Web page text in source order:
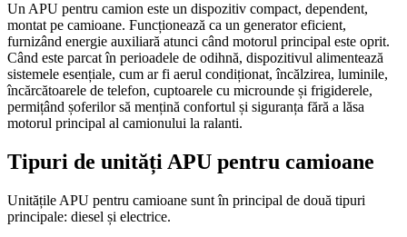
Un APU pentru camion este un dispozitiv compact, dependent,
montat pe camioane. Funcționează ca un generator eficient,
furnizând energie auxiliară atunci când motorul principal este oprit.
Când este parcat în perioadele de odihnă, dispozitivul alimentează
sistemele esențiale, cum ar fi aerul condiționat, încălzirea, luminile,
încărcătoarele de telefon, cuptoarele cu microunde și frigiderele,
permițând șoferilor să mențină confortul și siguranța fără a lăsa
motorul principal al camionului la ralanti.
Tipuri de unități APU pentru camioane
Unitățile APU pentru camioane sunt în principal de două tipuri
principale: diesel și electrice.